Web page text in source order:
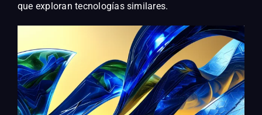
que exploran tecnologías similares.